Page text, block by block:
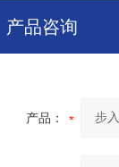
产品咨询
产品：